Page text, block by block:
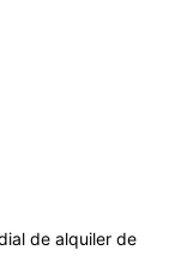
de alquiler de